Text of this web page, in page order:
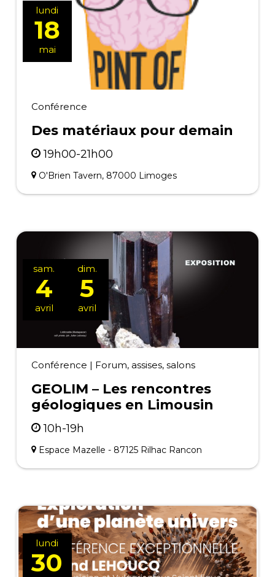
Conférence
Des matériaux pour demain
19h00-21h00
O'Brien Tavern, 87000 Limoges
lundi
18
mai
Conférence | Forum, assises, salons
GEOLIM – Les rencontres
géologiques en Limousin
10h-19h
Espace Mazelle - 87125 Rilhac Rancon
sam.
4
avril
dim.
5
avril
lundi
30